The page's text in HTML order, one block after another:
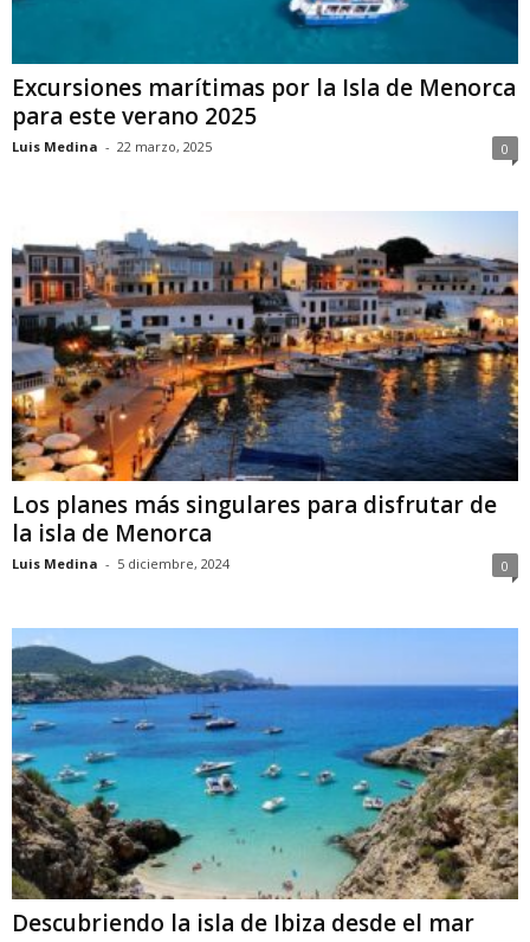
Excursiones marítimas por la Isla de Menorca
para este verano 2025
Luis Medina - 22 marzo, 2025 0
Los planes más singulares para disfrutar de
la isla de Menorca
Luis Medina - 5 diciembre, 2024 0
Descubriendo la isla de Ibiza desde el mar